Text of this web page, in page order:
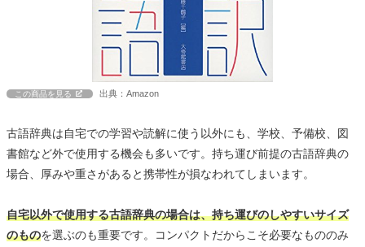
この商品を見る 出典：Amazon
古語辞典は自宅での学習や読解に使う以外にも、学校、予備校、図
書館など外で使用する機会も多いです。持ち運び前提の古語辞典の
場合、厚みや重さがあると携帯性が損なわれてしまいます。
自宅以外で使用する古語辞典の場合は、持ち運びのしやすいサイズ
のものを選ぶのも重要です。コンパクトだからこそ必要なもののみ